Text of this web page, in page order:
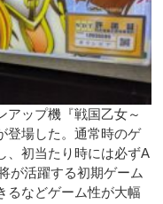
アップ機『戦国乙女～
登場した。通常時のゲ
、初当たり時には必ずA
が活躍する初期ゲーム
るなどゲーム性が大幅